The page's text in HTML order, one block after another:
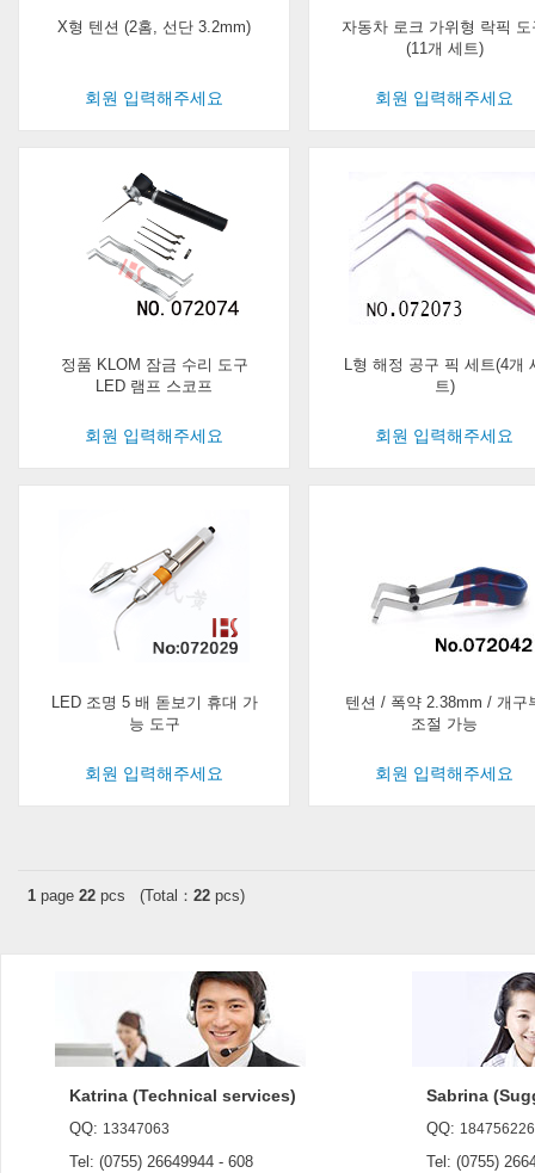
X형 텐션 (2홈, 선단 3.2mm)
회원 입력해주세요
자동차 로크 가위형 락픽 도
(11개 세트)
회원 입력해주세요
정품 KLOM 잠금 수리 도구
LED 램프 스코프
회원 입력해주세요
L형 해정 공구 픽 세트(4개
트)
회원 입력해주세요
LED 조명 5 배 돋보기 휴대 가
능 도구
회원 입력해주세요
텐션 / 폭약 2.38mm / 개구
조절 가능
회원 입력해주세요
1 page 22 pcs (Total： 22 pcs)
Katrina (Technical services)
QQ: 13347063
Tel: (0755) 26649944 - 608
Sabrina
QQ: 184756226
Tel: (0755)